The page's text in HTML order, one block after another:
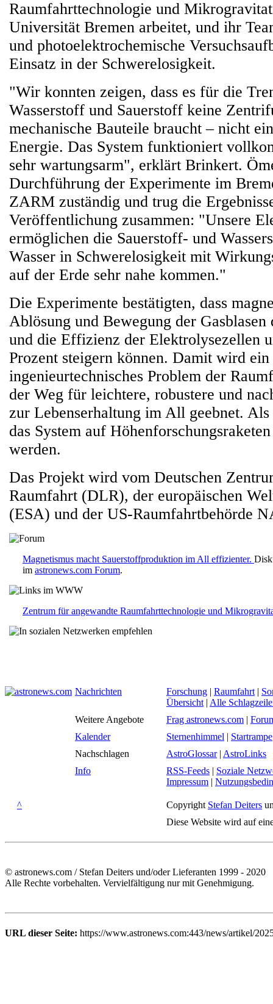
Raumfahrttechnologie und
Universität Bremen arbeitet, und ihr
und photoelektrochemische
Einsatz in der Schwerelosigkeit.
"Wir konnten zeigen, dass es für die
Wasserstoff und Sauerstoff keine
mechanische Bauteile braucht – nicht
Energie. Das System funktioniert
sehr wartungsarm", erklärt Brinkert.
Durchführung der Experimente im
ZARM zuständig und trug die
Veröffentlichung zusammen: "Unsere
ermöglichen die Sauerstoff- und
Wasser in Schwerelosigkeit mit
auf der Erde sehr nahe kommen."
Die Experimente bestätigten, dass
Ablösung und Bewegung der Gasblasen
und die Effizienz der Elektrolysezellen
Prozent steigern können. Damit wird
ingenieurtechnisches Problem der
der Weg für leichtere, robustere und
zur Lebenserhaltung im All geebnet.
das System auf
werden.
Das Projekt wird vom Deutschen
Raumfahrt (DLR), der europäischen
(ESA) und der US-Raumfahrtbehörde
Magnetismus macht Sauerstoffproduktion im All effizienter.
im astronews.com Forum.
Zentrum für angewandte Raumfahrttechnologie und
Nachrichten Forschung | Raumfahrt |
Übersicht | Alle
Weitere Angebote
Frag astronews.com |
Kalender
Sternenhimmel | Startrampe
Nachschlagen
AstroGlossar| AstroLinks
Info
RSS-Feeds | Soziale
Impressum |
^ Copyright Stefan Deiters
Diese Website wird auf
© astronews.com / Stefan Deiters und/oder Lieferanten 1999 - 2020
Alle Rechte vorbehalten. Vervielfältigung nur mit Genehmigung.
URL dieser Seite: https://www.astronews.com:443/news/artikel/